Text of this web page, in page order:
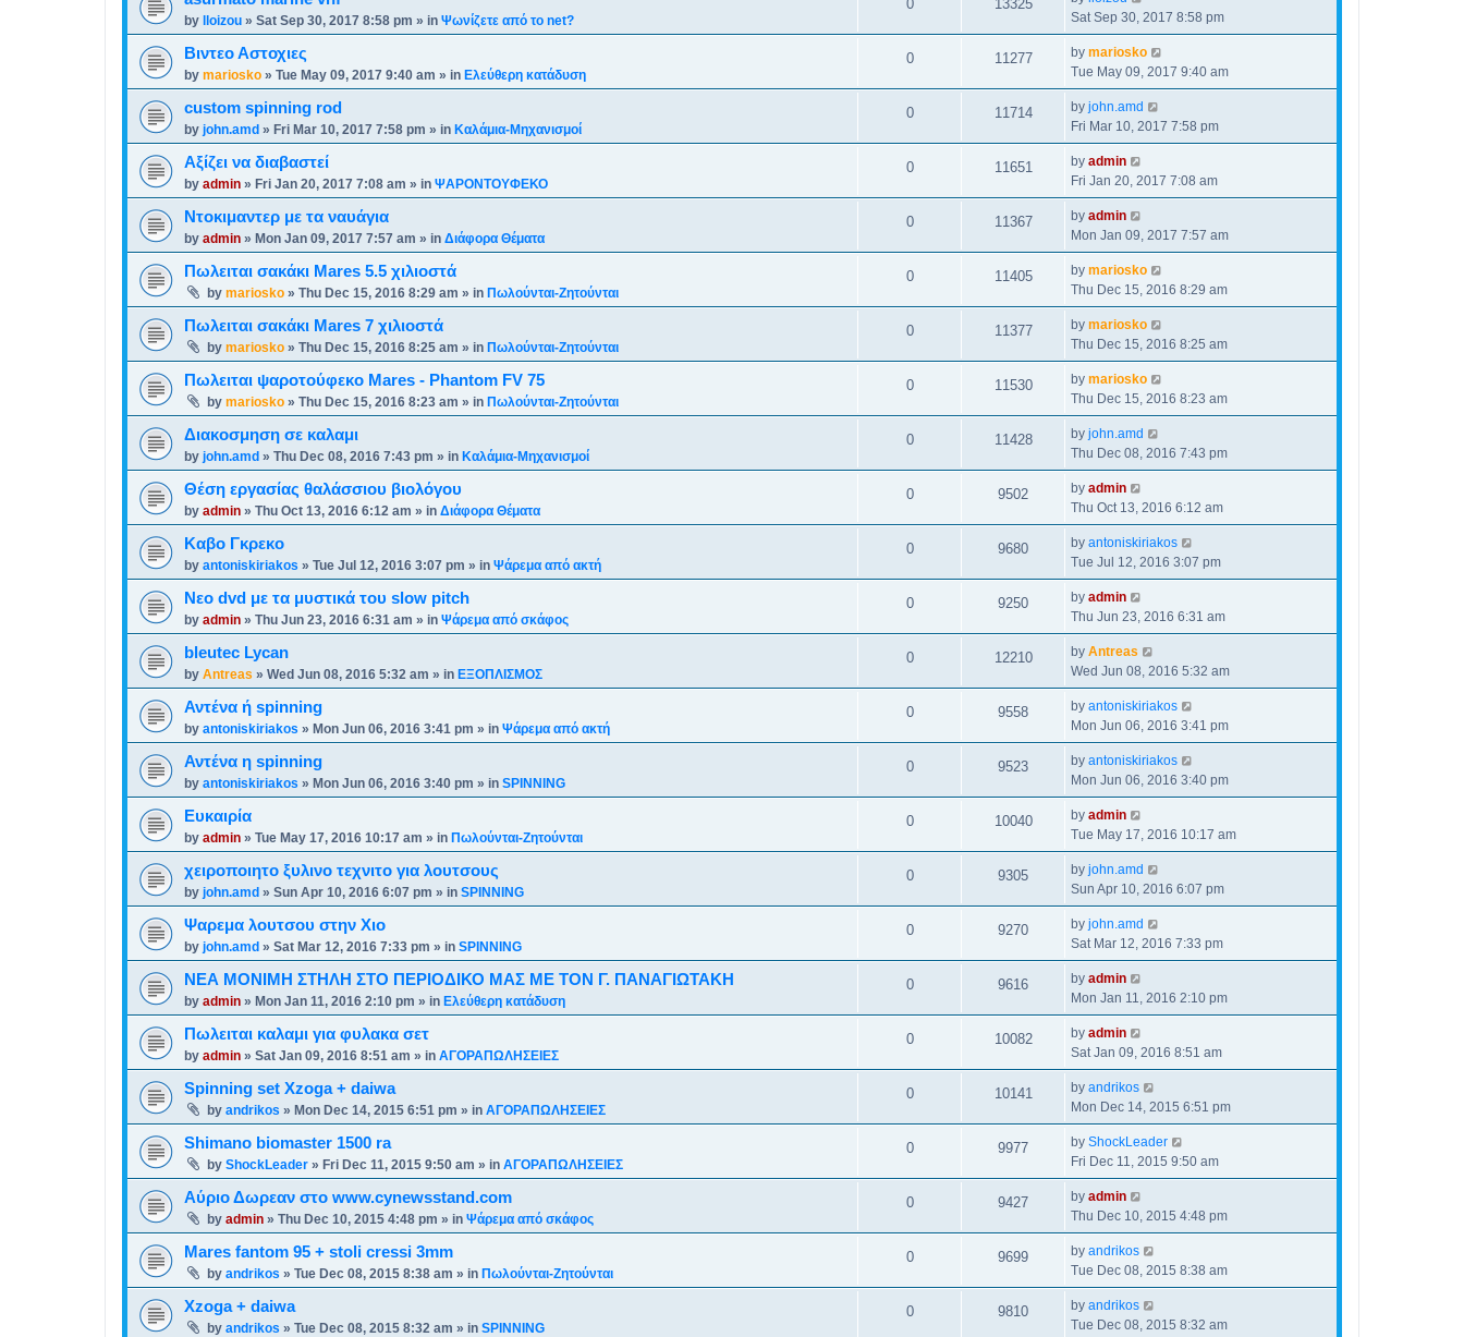
by lloizou » Sat Sep 30, 2017 8:58 pm » in Ψωνίζετε από το net?
0 13325
Sat Sep 30, 2017 8:58 pm
Βιντεο Αστοχιες
by mariosko » Tue May 09, 2017 9:40 am » in Ελεύθερη κατάδυση
0 11277 by mariosko
Tue May 09, 2017 9:40 am
custom spinning rod
by john.amd » Fri Mar 10, 2017 7:58 pm » in Καλάμια-Mηχανισμoί
0 11714 by john.amd
Fri Mar 10, 2017 7:58 pm
Αξίζει να διαβαστεί
by admin » Fri Jan 20, 2017 7:08 am » in ΨΑΡΟΝΤΟΥΦΕΚΟ
0 11651 by admin
Fri Jan 20, 2017 7:08 am
Ντοκιμαντερ με τα ναυάγια
by admin » Mon Jan 09, 2017 7:57 am » in Διάφορα Θέματα
0 11367 by admin
Mon Jan 09, 2017 7:57 am
Πωλειται σακάκι Mares 5.5 χιλιοστά
by mariosko » Thu Dec 15, 2016 8:29 am » in Πωλούνται-Ζητούνται
0 11405 by mariosko
Thu Dec 15, 2016 8:29 am
Πωλειται σακάκι Mares 7 χιλιοστά
by mariosko » Thu Dec 15, 2016 8:25 am » in Πωλούνται-Ζητούνται
0 11377 by mariosko
Thu Dec 15, 2016 8:25 am
Πωλειται ψαροτούφεκο Mares - Phantom FV 75
by mariosko » Thu Dec 15, 2016 8:23 am » in Πωλούνται-Ζητούνται
0 11530 by mariosko
Thu Dec 15, 2016 8:23 am
Διακοσμηση σε καλαμι
by john.amd » Thu Dec 08, 2016 7:43 pm » in Καλάμια-Mηχανισμoί
0 11428 by john.amd
Thu Dec 08, 2016 7:43 pm
Θέση εργασίας θαλάσσιου βιολόγου
by admin » Thu Oct 13, 2016 6:12 am » in Διάφορα Θέματα
0 9502 by admin
Thu Oct 13, 2016 6:12 am
Καβο Γκρεκο
by antoniskiriakos » Tue Jul 12, 2016 3:07 pm » in Ψάρεμα από ακτή
0 9680 by antoniskiriakos
Tue Jul 12, 2016 3:07 pm
Νεο dvd με τα μυστικά του slow pitch
by admin » Thu Jun 23, 2016 6:31 am » in Ψάρεμα από σκάφος
0 9250 by admin
Thu Jun 23, 2016 6:31 am
bleutec Lycan
by Antreas » Wed Jun 08, 2016 5:32 am » in ΕΞΟΠΛΙΣΜΟΣ
0 12210 by Antreas
Wed Jun 08, 2016 5:32 am
Αντένα ή spinning
by antoniskiriakos » Mon Jun 06, 2016 3:41 pm » in Ψάρεμα από ακτή
0 9558 by antoniskiriakos
Mon Jun 06, 2016 3:41 pm
Αντένα η spinning
by antoniskiriakos » Mon Jun 06, 2016 3:40 pm » in SPINNING
0 9523 by antoniskiriakos
Mon Jun 06, 2016 3:40 pm
Ευκαιρία
by admin » Tue May 17, 2016 10:17 am » in Πωλούνται-Ζητούνται
0 10040 by admin
Tue May 17, 2016 10:17 am
χειροποιητο ξυλινο τεχνιτο για λουτσους
by john.amd » Sun Apr 10, 2016 6:07 pm » in SPINNING
0 9305 by john.amd
Sun Apr 10, 2016 6:07 pm
Ψαρεμα λουτσου στην Χιο
by john.amd » Sat Mar 12, 2016 7:33 pm » in SPINNING
0 9270 by john.amd
Sat Mar 12, 2016 7:33 pm
ΝΕΑ ΜΟΝΙΜΗ ΣΤΗΛΗ ΣΤΟ ΠΕΡΙΟΔΙΚΟ ΜΑΣ ΜΕ ΤΟΝ Γ. ΠΑΝΑΓΙΩΤΑΚΗ
by admin » Mon Jan 11, 2016 2:10 pm » in Ελεύθερη κατάδυση
0 9616 by admin
Mon Jan 11, 2016 2:10 pm
Πωλειται καλαμι για φυλακα σετ
by admin » Sat Jan 09, 2016 8:51 am » in ΑΓΟΡΑΠΩΛΗΣΕΙΕΣ
0 10082 by admin
Sat Jan 09, 2016 8:51 am
Spinning set Xzoga + daiwa
by andrikos » Mon Dec 14, 2015 6:51 pm » in ΑΓΟΡΑΠΩΛΗΣΕΙΕΣ
0 10141 by andrikos
Mon Dec 14, 2015 6:51 pm
Shimano biomaster 1500 ra
by ShockLeader » Fri Dec 11, 2015 9:50 am » in ΑΓΟΡΑΠΩΛΗΣΕΙΕΣ
0 9977 by ShockLeader
Fri Dec 11, 2015 9:50 am
Αύριο Δωρεαν στο www.cynewsstand.com
by admin » Thu Dec 10, 2015 4:48 pm » in Ψάρεμα από σκάφος
0 9427 by admin
Thu Dec 10, 2015 4:48 pm
Mares fantom 95 + stoli cressi 3mm
by andrikos » Tue Dec 08, 2015 8:38 am » in Πωλούνται-Ζητούνται
0 9699 by andrikos
Tue Dec 08, 2015 8:38 am
Xzoga + daiwa
by andrikos » Tue Dec 08, 2015 8:32 am » in SPINNING
0 9810 by andrikos
Tue Dec 08, 2015 8:32 am